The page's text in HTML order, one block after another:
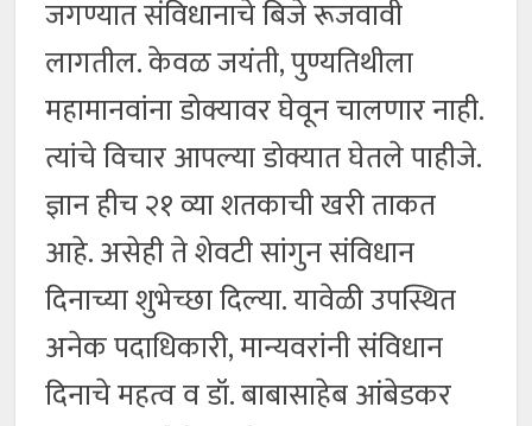
जगण्यात संविधानाचे बिजे रूजवावी
लागतील. केवळ जयंती, पुण्यतिथीला
महामानवांना डोक्यावर घेवून चालणार नाही.
त्यांचे विचार आपल्या डोक्यात घेतले पाहीजे.
ज्ञान हीच २१ व्या शतकाची खरी ताकत
आहे. असेही ते शेवटी सांगुन संविधान
दिनाच्या शुभेच्छा दिल्या. यावेळी उपस्थित
अनेक पदाधिकारी, मान्यवरांनी संविधान
दिनाचे महत्व व डॉ. बाबासाहेब आंबेडकर